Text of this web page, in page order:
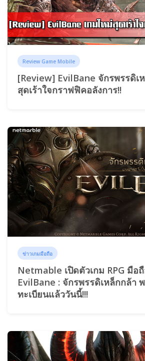
Review Game Mobile
[Review] EvilBane จักรพรรดิเ
สุดเร้าใจกราฟฟิคอลังการ!!
ข่าวเกมมือถือ
Netmable เปิดตัวเกม RPG มือ
EvilBane : จักรพรรดิเหล็กกล้า
ทะเบียนแล้ววันนี้!!!